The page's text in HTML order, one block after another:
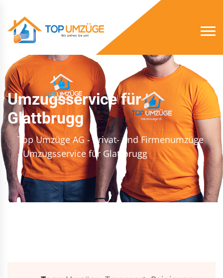
Umzugsservice für
Glattbrugg
Top Umzüge AG - Privat- und Firmenumzüge
- Umzugsservice für Glattbrugg